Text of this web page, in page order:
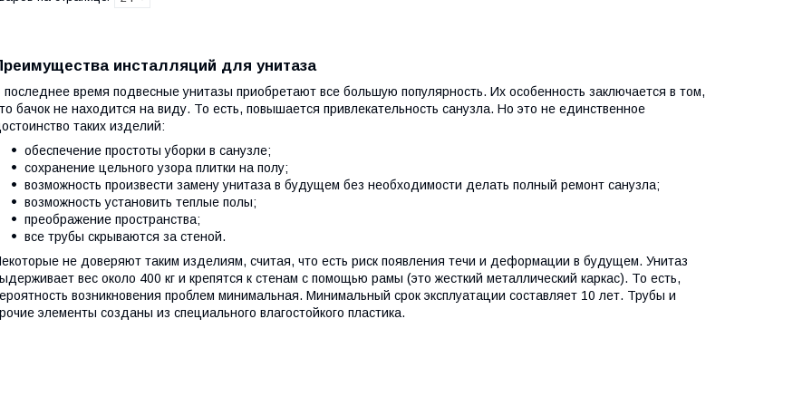
инсталляций для унитаза
последнее время подвесные унитазы приобретают все большую популярность. Их особенность заключается в том,
бачок не находится на виду. То есть, повышается привлекательность санузла. Но это не единственное
таких изделий:
обеспечение простоты уборки в санузле;
сохранение цельного узора плитки на полу;
возможность произвести замену унитаза в будущем без необходимости делать полный ремонт санузла;
возможность установить теплые полы;
преображение пространства;
все трубы скрываются за стеной.
не доверяют таким изделиям, считая, что есть риск появления течи и деформации в будущем. Унитаз
вес около 400 кг и крепятся к стенам с помощью рамы (это жесткий металлический каркас). То есть,
возникновения проблем минимальная. Минимальный срок эксплуатации составляет 10 лет. Трубы и
элементы созданы из специального влагостойкого пластика.